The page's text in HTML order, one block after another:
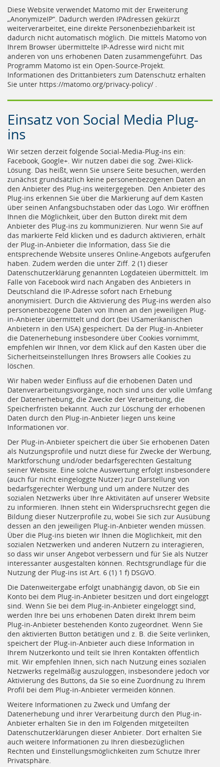
Diese Website verwendet Matomo mit der Erweiterung
„AnonymizeIP“. Dadurch werden IPAdressen gekürzt
weiterverarbeitet, eine direkte Personenbeziehbarkeit ist
dadurch nicht automatisch möglich. Die mittels Matomo von
Ihrem Browser übermittelte IP-Adresse wird nicht mit
anderen von uns erhobenen Daten zusammengeführt. Das
Programm Matomo ist ein Open-Source-Projekt.
Informationen des Drittanbieters zum Datenschutz erhalten
Sie unter https://matomo.org/privacy-policy/ .
Einsatz von Social Media Plug-
ins
Wir setzen derzeit folgende Social-Media-Plug-ins ein:
Facebook, Google+. Wir nutzen dabei die sog. Zwei-Klick-
Lösung. Das heißt, wenn Sie unsere Seite besuchen, werden
zunächst grundsätzlich keine personenbezogenen Daten an
den Anbieter des Plug-ins weitergegeben. Den Anbieter des
Plug-ins erkennen Sie über die Markierung auf dem Kasten
über seinen Anfangsbuchstaben oder das Logo. Wir eröffnen
Ihnen die Möglichkeit, über den Button direkt mit dem
Anbieter des Plug-ins zu kommunizieren. Nur wenn Sie auf
das markierte Feld klicken und es dadurch aktivieren, erhält
der Plug-in-Anbieter die Information, dass Sie die
entsprechende Website unseres Online-Angebots aufgerufen
haben. Zudem werden die unter Ziff. 2 (1) dieser
Datenschutzerklärung genannten Logdateien übermittelt. Im
Falle von Facebook wird nach Angaben des Anbieters in
Deutschland die IP-Adresse sofort nach Erhebung
anonymisiert. Durch die Aktivierung des Plug-ins werden also
personenbezogene Daten von Ihnen an den jeweiligen Plug-
in-Anbieter übermittelt und dort (bei USamerikanischen
Anbietern in den USA) gespeichert. Da der Plug-in-Anbieter
die Datenerhebung insbesondere über Cookies vornimmt,
empfehlen wir Ihnen, vor dem Klick auf den Kasten über die
Sicherheitseinstellungen Ihres Browsers alle Cookies zu
löschen.
Wir haben weder Einfluss auf die erhobenen Daten und
Datenverarbeitungsvorgänge, noch sind uns der volle Umfang
der Datenerhebung, die Zwecke der Verarbeitung, die
Speicherfristen bekannt. Auch zur Löschung der erhobenen
Daten durch den Plug-in-Anbieter liegen uns keine
Informationen vor.
Der Plug-in-Anbieter speichert die über Sie erhobenen Daten
als Nutzungsprofile und nutzt diese für Zwecke der Werbung,
Marktforschung und/oder bedarfsgerechten Gestaltung
seiner Website. Eine solche Auswertung erfolgt insbesondere
(auch für nicht eingeloggte Nutzer) zur Darstellung von
bedarfsgerechter Werbung und um andere Nutzer des
sozialen Netzwerks über Ihre Aktivitäten auf unserer Website
zu informieren. Ihnen steht ein Widerspruchsrecht gegen die
Bildung dieser Nutzerprofile zu, wobei Sie sich zur Ausübung
dessen an den jeweiligen Plug-in-Anbieter wenden müssen.
Über die Plug-ins bieten wir Ihnen die Möglichkeit, mit den
sozialen Netzwerken und anderen Nutzern zu interagieren,
so dass wir unser Angebot verbessern und für Sie als Nutzer
interessanter ausgestalten können. Rechtsgrundlage für die
Nutzung der Plug-ins ist Art. 6 (1) 1 f) DSGVO.
Die Datenweitergabe erfolgt unabhängig davon, ob Sie ein
Konto bei dem Plug-in-Anbieter besitzen und dort eingeloggt
sind. Wenn Sie bei dem Plug-in-Anbieter eingeloggt sind,
werden Ihre bei uns erhobenen Daten direkt Ihrem beim
Plug-in-Anbieter bestehenden Konto zugeordnet. Wenn Sie
den aktivierten Button betätigen und z. B. die Seite verlinken,
speichert der Plug-in-Anbieter auch diese Information in
Ihrem Nutzerkonto und teilt sie Ihren Kontakten öffentlich
mit. Wir empfehlen Ihnen, sich nach Nutzung eines sozialen
Netzwerks regelmäßig auszuloggen, insbesondere jedoch vor
Aktivierung des Buttons, da Sie so eine Zuordnung zu Ihrem
Profil bei dem Plug-in-Anbieter vermeiden können.
Weitere Informationen zu Zweck und Umfang der
Datenerhebung und ihrer Verarbeitung durch den Plug-in-
Anbieter erhalten Sie in den im Folgenden mitgeteilten
Datenschutzerklärungen dieser Anbieter. Dort erhalten Sie
auch weitere Informationen zu Ihren diesbezüglichen
Rechten und Einstellungsmöglichkeiten zum Schutze Ihrer
Privatsphäre.